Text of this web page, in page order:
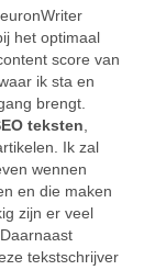
het optimaal
score van
ik sta en
brengt.
teksten
Ik zal
wennen
en die maken
zijn er veel
tekstschrijver